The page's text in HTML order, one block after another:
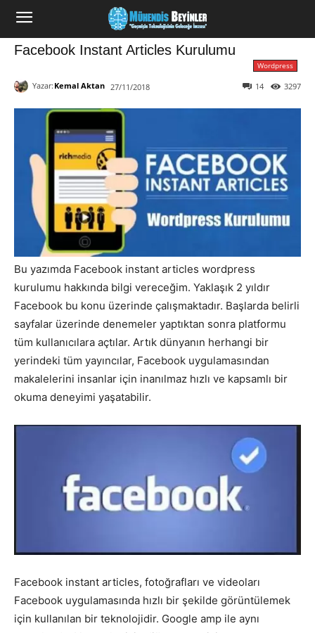
Facebook Instant Articles Kurulumu
Wordpress
Yazar: Kemal Aktan 27/11/2018 3297
14
Bu yazımda Facebook instant articles wordpress
kurulumu hakkında bilgi vereceğim. Yaklaşık 2 yıldır
Facebook bu konu üzerinde çalışmaktadır. Başlarda belirli
sayfalar üzerinde denemeler yaptıktan sonra platformu
tüm kullanıcılara açtılar. Artık dünyanın herhangi bir
yerindeki tüm yayıncılar, Facebook uygulamasından
makalelerini insanlar için inanılmaz hızlı ve kapsamlı bir
okuma deneyimi yaşatabilir.
Facebook instant articles, fotoğrafları ve videoları
Facebook uygulamasında hızlı bir şekilde görüntülemek
için kullanılan bir teknolojidir. Google amp ile aynı